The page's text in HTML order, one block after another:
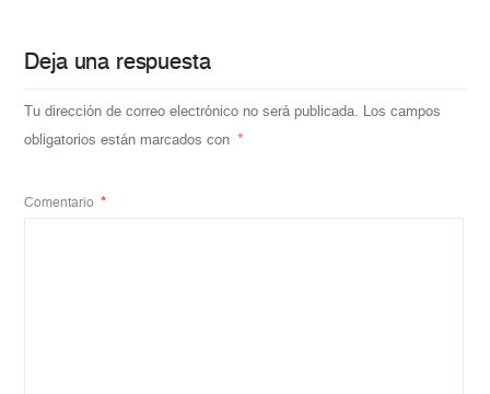
Deja una respuesta
Tu dirección de correo electrónico no será publicada. Los campos
obligatorios están marcados con
*
Comentario *